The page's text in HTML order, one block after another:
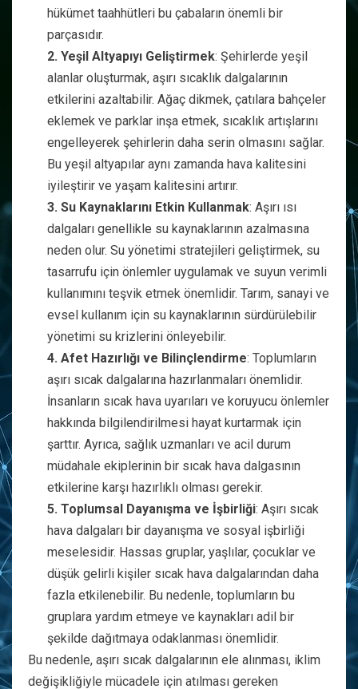
hükümet taahhütleri bu çabaların önemli bir
parçasıdır.
2. Yeşil Altyapıyı Geliştirmek: Şehirlerde yeşil
alanlar oluşturmak, aşırı sıcaklık dalgalarının
etkilerini azaltabilir. Ağaç dikmek, çatılara bahçeler
eklemek ve parklar inşa etmek, sıcaklık artışlarını
engelleyerek şehirlerin daha serin olmasını sağlar.
Bu yeşil altyapılar aynı zamanda hava kalitesini
iyileştirir ve yaşam kalitesini artırır.
3. Su Kaynaklarını Etkin Kullanmak: Aşırı ısı
dalgaları genellikle su kaynaklarının azalmasına
neden olur. Su yönetimi stratejileri geliştirmek, su
tasarrufu için önlemler uygulamak ve suyun verimli
kullanımını teşvik etmek önemlidir. Tarım, sanayi ve
evsel kullanım için su kaynaklarının sürdürülebilir
yönetimi su krizlerini önleyebilir.
4. Afet Hazırlığı ve Bilinçlendirme: Toplumların
aşırı sıcak dalgalarına hazırlanmaları önemlidir.
İnsanların sıcak hava uyarıları ve koruyucu önlemler
hakkında bilgilendirilmesi hayat kurtarmak için
şarttır. Ayrıca, sağlık uzmanları ve acil durum
müdahale ekiplerinin bir sıcak hava dalgasının
etkilerine karşı hazırlıklı olması gerekir.
5. Toplumsal Dayanışma ve İşbirliği: Aşırı sıcak
hava dalgaları bir dayanışma ve sosyal işbirliği
meselesidir. Hassas gruplar, yaşlılar, çocuklar ve
düşük gelirli kişiler sıcak hava dalgalarından daha
fazla etkilenebilir. Bu nedenle, toplumların bu
gruplara yardım etmeye ve kaynakları adil bir
şekilde dağıtmaya odaklanması önemlidir.
Bu nedenle, aşırı sıcak dalgalarının ele alınması, iklim
değişikliğiyle mücadele için atılması gereken